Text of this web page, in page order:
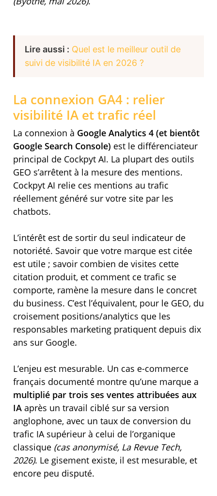
Lire aussi : Quel est le meilleur outil de
suivi de visibilité IA en 2026 ?
La connexion GA4 : relier
visibilité IA et trafic réel
La connexion à Google Analytics 4 (et bientôt
Google Search Console) est le différenciateur
principal de Cockpyt AI. La plupart des outils
GEO s’arrêtent à la mesure des mentions.
Cockpyt AI relie ces mentions au trafic
réellement généré sur votre site par les
chatbots.
L’intérêt est de sortir du seul indicateur de
notoriété. Savoir que votre marque est citée
est utile ; savoir combien de visites cette
citation produit, et comment ce trafic se
comporte, ramène la mesure dans le concret
du business. C’est l’équivalent, pour le GEO, du
croisement positions/analytics que les
responsables marketing pratiquent depuis dix
ans sur Google.
L’enjeu est mesurable. Un cas e-commerce
français documenté montre qu’une marque a
multiplié par trois ses ventes attribuées aux
IAaprès un travail ciblé sur sa version
anglophone, avec un taux de conversion du
trafic IA supérieur à celui de l’organique
classique (cas anonymisé, La Revue Tech,
2026). Le gisement existe, il est mesurable, et
encore peu disputé.